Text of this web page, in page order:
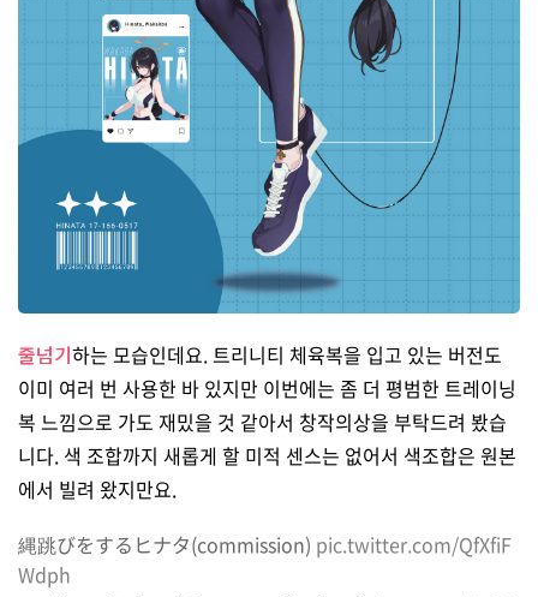
줄넘기하는 모습인데요. 트리니티 체육복을 입고 있는 버전도
이미 여러 번 사용한 바 있지만 이번에는 좀 더 평범한 트레이닝
복 느낌으로 가도 재밌을 것 같아서 창작의상을 부탁드려 봤습
니다. 색 조합까지 새롭게 할 미적 센스는 없어서 색조합은 원본
에서 빌려 왔지만요.
縄跳びをするヒナタ(commission) pic.twitter.com/QfXfiF
Wdph